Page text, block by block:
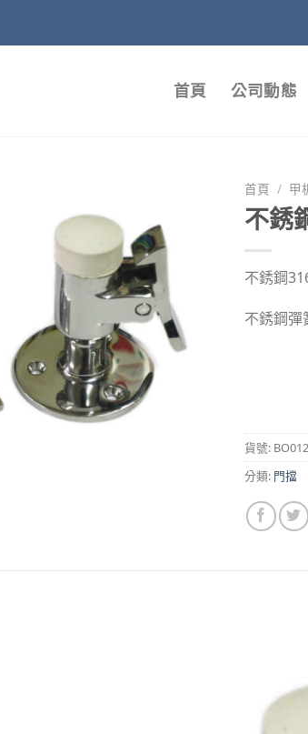
首頁 公司動態
首頁 / 甲
不銹
不銹鋼
不銹鋼彈
貨號:
分類: 門擋